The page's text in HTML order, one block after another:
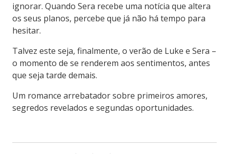
ignorar. Quando Sera recebe uma notícia que altera
os seus planos, percebe que já não há tempo para
hesitar.
Talvez este seja, finalmente, o verão de Luke e Sera –
o momento de se renderem aos sentimentos, antes
que seja tarde demais.
Um romance arrebatador sobre primeiros amores,
segredos revelados e segundas oportunidades.